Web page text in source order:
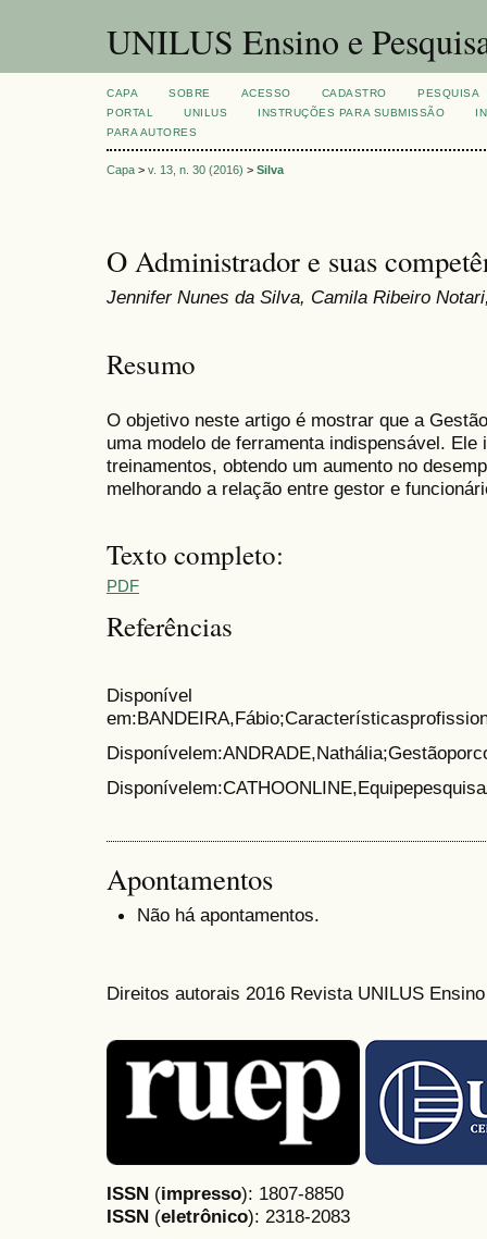
UNILUS Ensino e
CAPA SOBRE ACESSO CADASTRO
PESQUISA
PORTAL
UNILUS INSTRUÇÕES PARA SUBMISSÃO
PARA AUTORES
Capa > v. 13, n. 30 (2016) > Silva
O Administrador e suas
Jennifer Nunes da Silva, Camila Ribeiro
Resumo
O objetivo neste artigo é mostrar que a
uma modelo de ferramenta indispensável.
treinamentos, obtendo um aumento no
melhorando a relação entre gestor e
Texto completo:
PDF
Referências
Disponível
Apontamentos
Não há apontamentos.
Direitos autorais 2016 Revista UNILUS
ISSN (impresso): 1807-8850
ISSN (eletrônico): 2318-2083